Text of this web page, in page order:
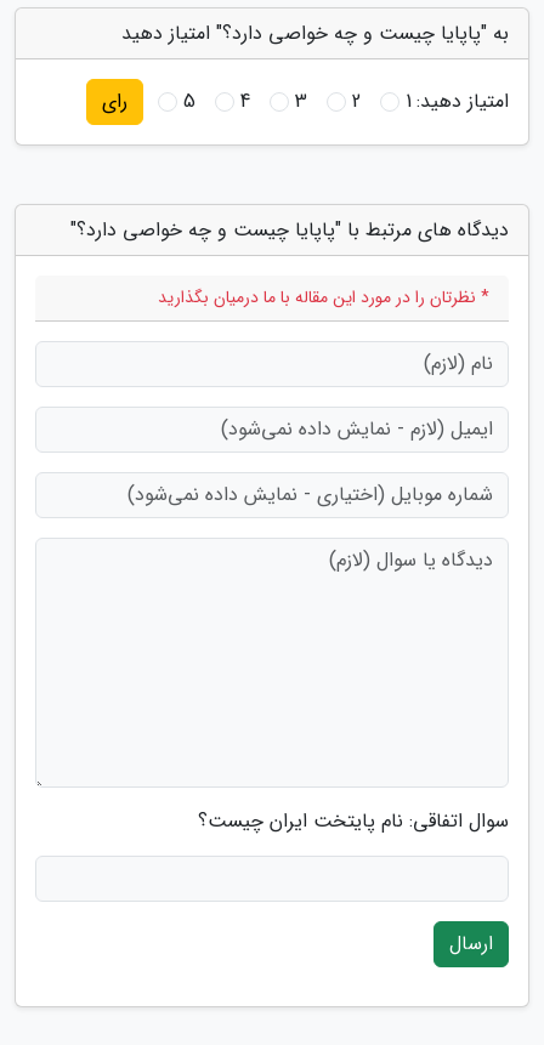
به "پاپایا چیست و چه خواصی دارد؟" امتیاز دهید
امتیاز دهید:1
2
3
4
5 رای
دیدگاه های مرتبط با "پاپایا چیست و چه خواصی دارد؟"
* نظرتان را در مورد این مقاله با ما درمیان بگذارید
سوال اتفاقی: نام پایتخت ایران چیست؟
ارسال